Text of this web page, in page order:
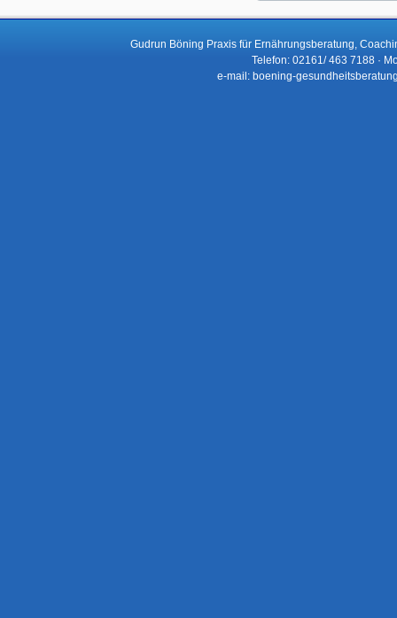
Gudrun Böning Praxis für Ernährungsberatung,
Telefon: 02161/ 463 7188 ·
e-mail: boening-